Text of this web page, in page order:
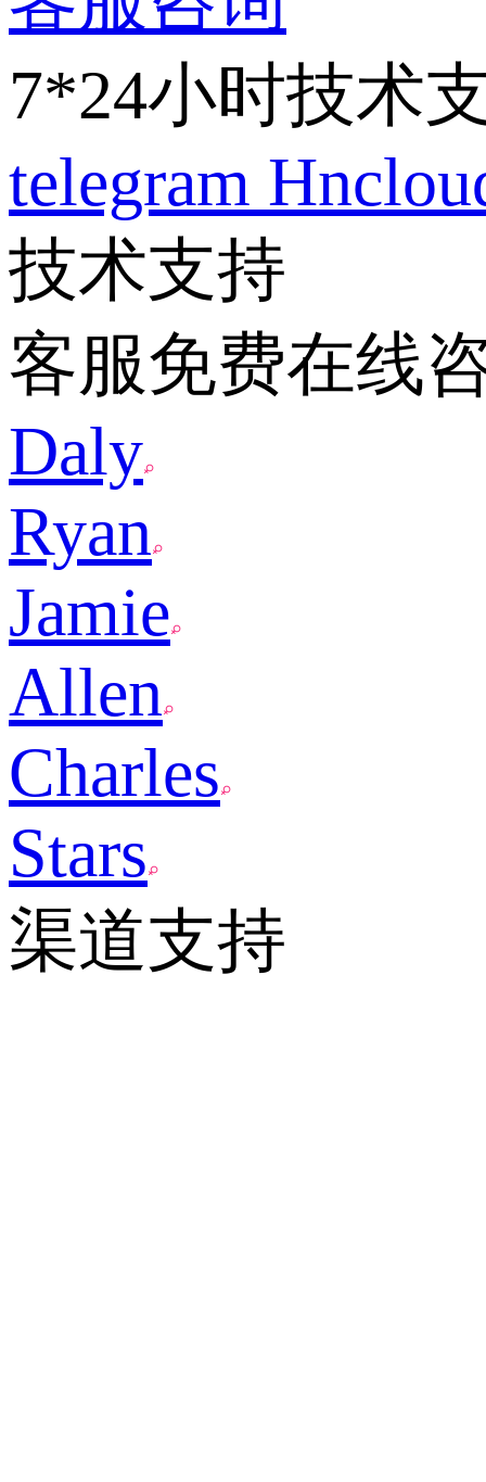
7*24小时技术
telegram
技术支持
客服免费在线
Daly
Ryan
Jamie
Allen
Charles
Stars
渠道支持